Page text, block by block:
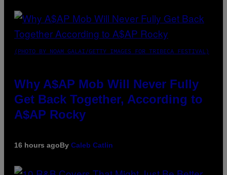
(PHOTO BY NOAM GALAI/GETTY IMAGES FOR TRIBECA FESTIVAL)
Why A$AP Mob Will Never Fully
Get Back Together, According to
A$AP Rocky
16 hours agoBy Caleb Catlin